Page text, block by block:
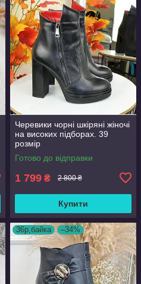
Черевики чорні шкіряні жіночі
на високих підборах. 39
розмір
Готово до відправки
1 799 ₴ 2 800 ₴
Купити
36р,байка –34%